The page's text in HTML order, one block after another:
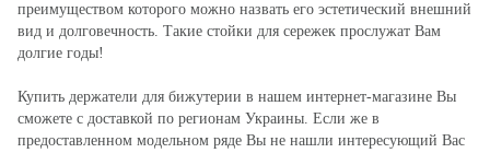
преимуществом которого можно назвать его эстетический внешний
вид и долговечность. Такие стойки для сережек прослужат Вам
долгие годы!
Купить держатели для бижутерии в нашем интернет-магазине Вы
сможете с доставкой по регионам Украины. Если же в
предоставленном модельном ряде Вы не нашли интересующий Вас